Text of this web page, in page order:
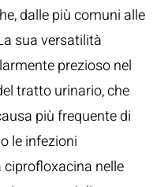
dalle più comuni alle
sua versatilità
prezioso nel
tratto urinario, che
più frequente di
le infezioni
ciprofloxacina nelle